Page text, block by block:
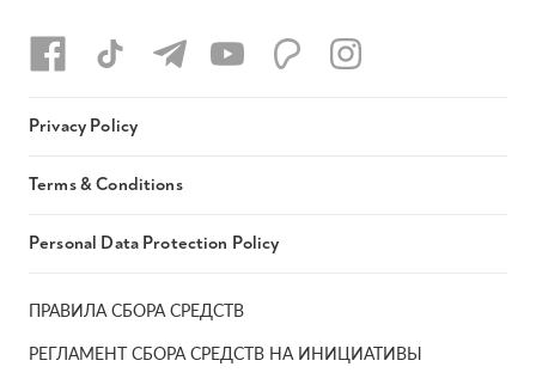
ПРАВИЛА СБОРА СРЕДСТВ
РЕГЛАМЕНТ СБОРА СРЕДСТВ НА ИНИЦИАТИВЫ
Privacy Policy
Terms & Conditions
Personal Data Protection Policy